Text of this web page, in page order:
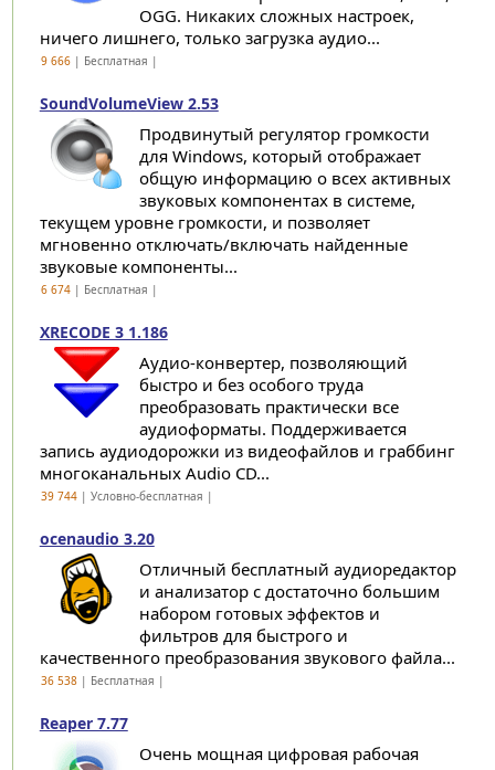
OGG. Никаких сложных настроек,
ничего лишнего, только загрузка аудио...
9 666| Бесплатная |
SoundVolumeView 2.53
Продвинутый регулятор громкости
для Windows, который отображает
общую информацию о всех активных
звуковых компонентах в системе,
текущем уровне громкости, и позволяет
мгновенно отключать/включать найденные
звуковые компоненты...
6 674| Бесплатная |
XRECODE 3 1.186
Аудио-конвертер, позволяющий
быстро и без особого труда
преобразовать практически все
аудиоформаты. Поддерживается
запись аудиодорожки из видеофайлов и граббинг
многоканальных Audio CD...
39 744| Условно-бесплатная |
ocenaudio 3.20
Отличный бесплатный аудиоредактор
и анализатор с достаточно большим
набором готовых эффектов и
фильтров для быстрого и
качественного преобразования звукового файла...
36 538| Бесплатная |
Reaper 7.77
Очень мощная цифровая рабочая